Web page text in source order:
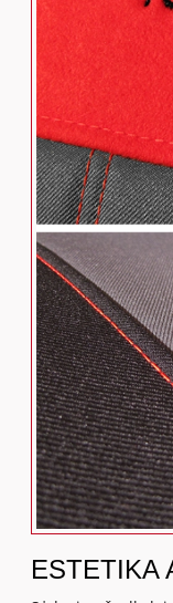
ESTETIKA